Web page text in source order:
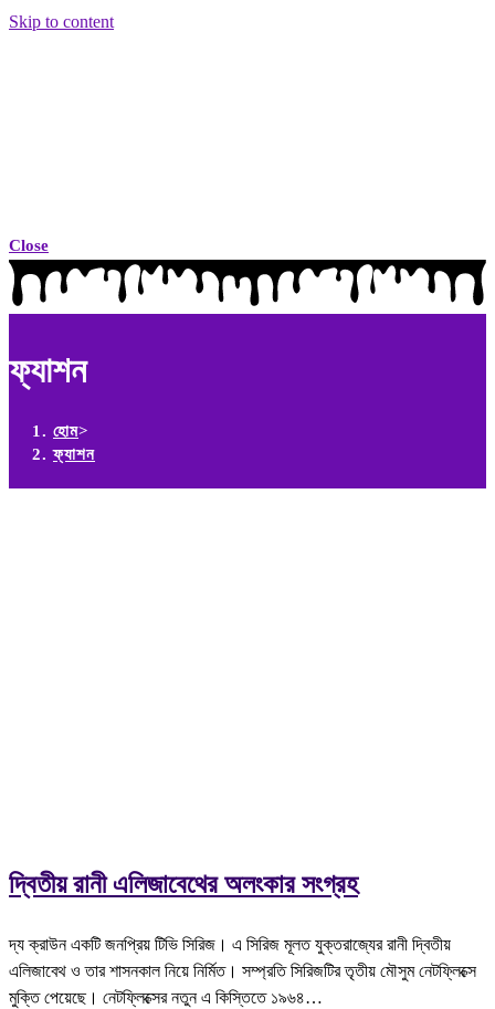
Skip to content
Close
ফ্যাশন
হোম>
ফ্যাশন
দ্বিতীয় রানী এলিজাবেথের অলংকার সংগ্রহ
দ্য ক্রাউন একটি জনপ্রিয় টিভি সিরিজ। এ সিরিজ মূলত যুক্তরাজ্যের রানী দ্বিতীয়
এলিজাবেথ ও তার শাসনকাল নিয়ে নির্মিত। সম্প্রতি সিরিজটির তৃতীয় মৌসুম নেটফ্লিক্সে
মুক্তি পেয়েছে। নেটফ্লিক্সের নতুন এ কিস্তিতে ১৯৬৪…